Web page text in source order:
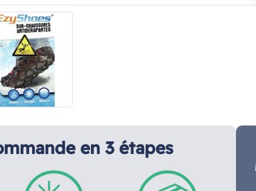
en 3 étapes